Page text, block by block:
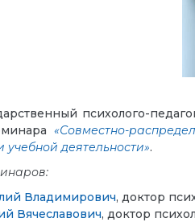
психолого-
«Совместно-
деятельности».
Владимирович, доктор
Вячеславович, доктор